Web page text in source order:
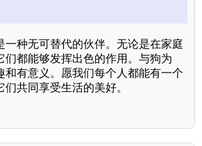
一种无可替代的伙伴。无论是在家庭
们都能够发挥出色的作用。与狗为
和有意义。愿我们每个人都能有一个
共同享受生活的美好。